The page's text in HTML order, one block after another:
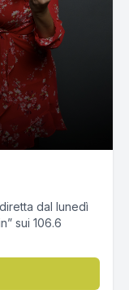
dal lunedì
sui 106.6